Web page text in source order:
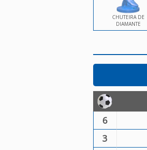
CHUTEIRA DE
DIAMANTE
6
3